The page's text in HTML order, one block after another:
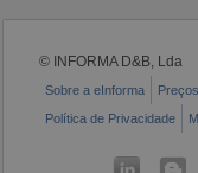
© INFORMA D&B, Lda
Sobre a eInforma Preços
Política de Privacidade